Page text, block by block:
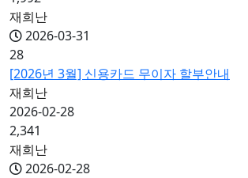
재희난
2026-03-31
28
[2026년 3월] 신용카드 무이자 할부안내
재희난
2026-02-28
2,341
재희난
2026-02-28